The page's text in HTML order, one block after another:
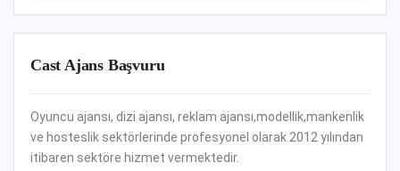
Cast Ajans Başvuru
Oyuncu ajansı, dizi ajansı, reklam ajansı,modellik,mankenlik
ve hosteslik sektörlerinde profesyonel olarak 2012 yılından
itibaren sektöre hizmet vermektedir.